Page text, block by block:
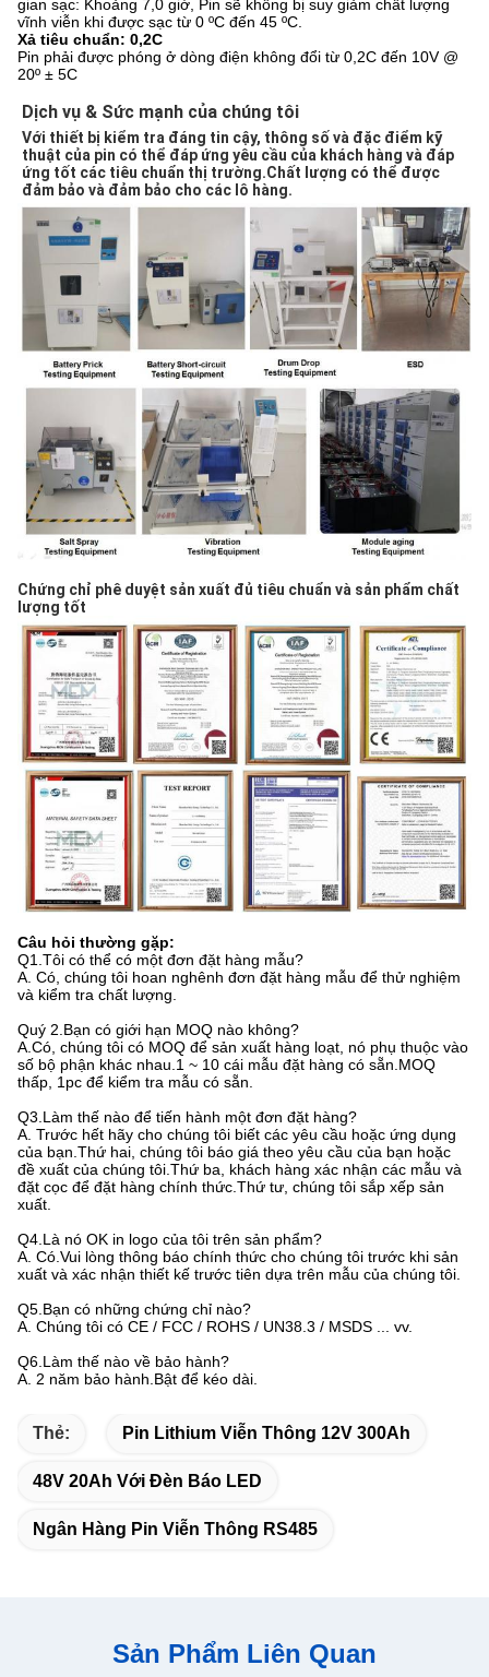
gian sạc: Khoảng 7,0 giờ, Pin sẽ không bị suy giảm chất lượng
vĩnh viễn khi được sạc từ 0 ºC đến 45 ºC.
Xả tiêu chuẩn: 0,2C
Pin phải được phóng ở dòng điện không đổi từ 0,2C đến 10V @
20º ± 5C
Dịch vụ & Sức mạnh của chúng tôi
Với thiết bị kiểm tra đáng tin cậy, thông số và đặc điểm kỹ
thuật của pin có thể đáp ứng yêu cầu của khách hàng và đáp
ứng tốt các tiêu chuẩn thị trường.Chất lượng có thể được
đảm bảo và đảm bảo cho các lô hàng.
Chứng chỉ phê duyệt sản xuất đủ tiêu chuẩn và sản phẩm chất
lượng tốt
Câu hỏi thường gặp:
Q1.Tôi có thể có một đơn đặt hàng mẫu?
A. Có, chúng tôi hoan nghênh đơn đặt hàng mẫu để thử nghiệm
và kiểm tra chất lượng.
Quý 2.Bạn có giới hạn MOQ nào không?
A.Có, chúng tôi có MOQ để sản xuất hàng loạt, nó phụ thuộc vào
số bộ phận khác nhau.1 ~ 10 cái mẫu đặt hàng có sẵn.MOQ
thấp, 1pc để kiểm tra mẫu có sẵn.
Q3.Làm thế nào để tiến hành một đơn đặt hàng?
A. Trước hết hãy cho chúng tôi biết các yêu cầu hoặc ứng dụng
của bạn.Thứ hai, chúng tôi báo giá theo yêu cầu của bạn hoặc
đề xuất của chúng tôi.Thứ ba, khách hàng xác nhận các mẫu và
đặt cọc để đặt hàng chính thức.Thứ tư, chúng tôi sắp xếp sản
xuất.
Q4.Là nó OK in logo của tôi trên sản phẩm?
A. Có.Vui lòng thông báo chính thức cho chúng tôi trước khi sản
xuất và xác nhận thiết kế trước tiên dựa trên mẫu của chúng tôi.
Q5.Bạn có những chứng chỉ nào?
A. Chúng tôi có CE / FCC / ROHS / UN38.3 / MSDS ... vv.
Q6.Làm thế nào về bảo hành?
A. 2 năm bảo hành.Bật để kéo dài.
Thẻ: Pin Lithium Viễn Thông 12V 300Ah
48V 20Ah Với Đèn Báo LED
Ngân Hàng Pin Viễn Thông RS485
Sản Phẩm Liên Quan